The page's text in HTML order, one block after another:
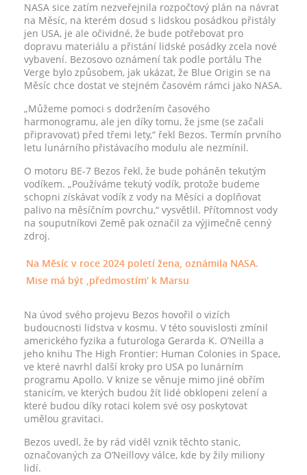
NASA sice zatím nezveřejnila rozpočtový plán na návrat
na Měsíc, na kterém dosud s lidskou posádkou přistály
jen USA, je ale očividné, že bude potřebovat pro
dopravu materiálu a přistání lidské posádky zcela nové
vybavení. Bezosovo oznámení tak podle portálu The
Verge bylo způsobem, jak ukázat, že Blue Origin se na
Měsíc chce dostat ve stejném časovém rámci jako NASA.
„Můžeme pomoci s dodržením časového
harmonogramu, ale jen díky tomu, že jsme (se začali
připravovat) před třemi lety,“ řekl Bezos. Termín prvního
letu lunárního přistávacího modulu ale nezmínil.
O motoru BE-7 Bezos řekl, že bude poháněn tekutým
vodíkem. „Používáme tekutý vodík, protože budeme
schopni získávat vodík z vody na Měsíci a doplňovat
palivo na měsíčním povrchu,“ vysvětlil. Přítomnost vody
na souputníkovi Země pak označil za výjimečně cenný
zdroj.
Na Měsíc v roce 2024 poletí žena, oznámila NASA.
Mise má být ‚předmostím‘ k Marsu
Na úvod svého projevu Bezos hovořil o vizích
budoucnosti lidstva v kosmu. V této souvislosti zmínil
amerického fyzika a futurologa Gerarda K. O’Neilla a
jeho knihu The High Frontier: Human Colonies in Space,
ve které navrhl další kroky pro USA po lunárním
programu Apollo. V knize se věnuje mimo jiné obřím
stanicím, ve kterých budou žít lidé obklopeni zelení a
které budou díky rotaci kolem své osy poskytovat
umělou gravitaci.
Bezos uvedl, že by rád viděl vznik těchto stanic,
označovaných za O’Neillovy válce, kde by žily miliony
lidí.